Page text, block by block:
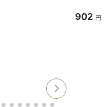
902 円